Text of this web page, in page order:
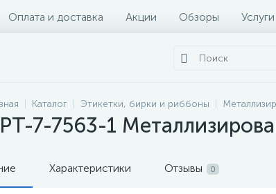
Оплата и доставка Акции Обзоры Услуги
Каталог Этикетки, бирки и риббоны
7-7563-1
Характеристики Отзывы 0